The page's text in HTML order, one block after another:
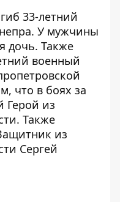
33-летний
. У мужчины
дочь. Также
военный
что в боях за
Герой из
Также
из
Сергей